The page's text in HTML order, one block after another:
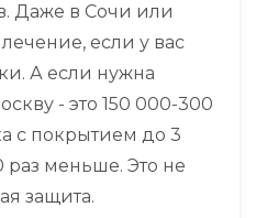
Даже в Сочи или
если у вас
А если нужна
- это 150 000-300
с покрытием до 3
раз меньше. Это не
защита.